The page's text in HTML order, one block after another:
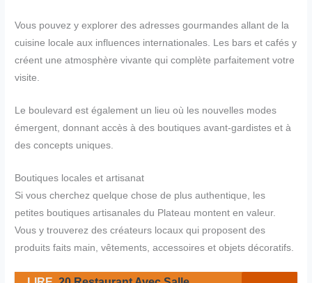
Vous pouvez y explorer des adresses gourmandes allant de la
cuisine locale aux influences internationales. Les bars et cafés y
créent une atmosphère vivante qui complète parfaitement votre
visite.
Le boulevard est également un lieu où les nouvelles modes
émergent, donnant accès à des boutiques avant-gardistes et à
des concepts uniques.
Boutiques locales et artisanat
Si vous cherchez quelque chose de plus authentique, les
petites boutiques artisanales du Plateau montent en valeur.
Vous y trouverez des créateurs locaux qui proposent des
produits faits main, vêtements, accessoires et objets décoratifs.